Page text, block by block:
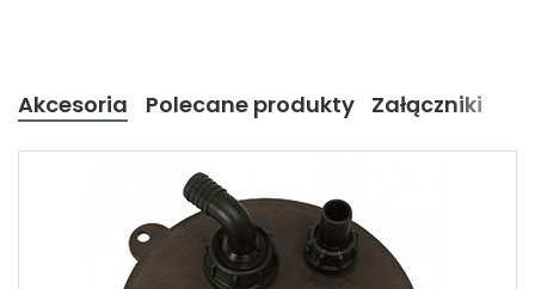
Akcesoria Polecane produkty Załączniki